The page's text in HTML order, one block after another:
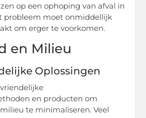
op een ophoping van afval in
probleem moet onmiddellijk
om erger te voorkomen.
en Milieu
Oplossingen
en producten om
te minimaliseren. Veel